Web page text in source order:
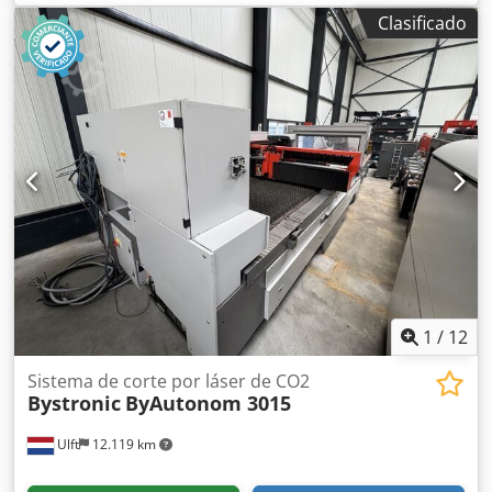
80/2100 Número de serie: Xpress 22334EU Dkedpjy U I
Tuofx Amhjr Año de fabricación: 10/2022 Datos técnicos:
Fuerza máxima de plegado: 800 kN Longitud máxima de
trabajo: 2100 mm Carrera máxima: 200 mm Peso de la
máquina: 6000 kg
Clasificado
1 / 12
Ulft 12.119 km
Sistema de corte por láser de CO2
Bystronic ByAutonom 3015